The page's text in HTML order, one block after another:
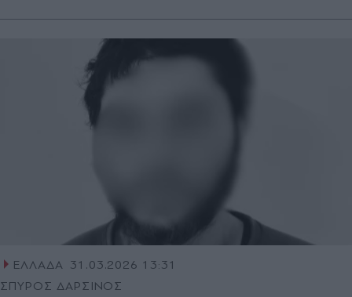
ΕΛΛΑΔΑ 31.03.2026 13:31
ΣΠΥΡΟΣ ΔΑΡΣΙΝΟΣ